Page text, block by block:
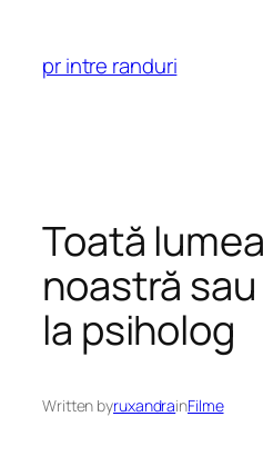
content
pr intre randuri
Toată
noastră
la psiholog
Written byruxandrainFilme